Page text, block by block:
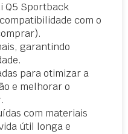
Q5 Sportback
com o
garantindo
para otimizar a
e melhorar o
com materiais
útil longa e